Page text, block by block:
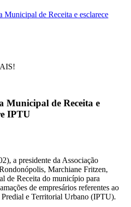
Municipal de Receita e esclarece
Municipal de Receita e
IPTU
a presidente da Associação
Marchiane Fritzen,
de Receita do município para
de empresários referentes ao
Predial e Territorial Urbano (IPTU).